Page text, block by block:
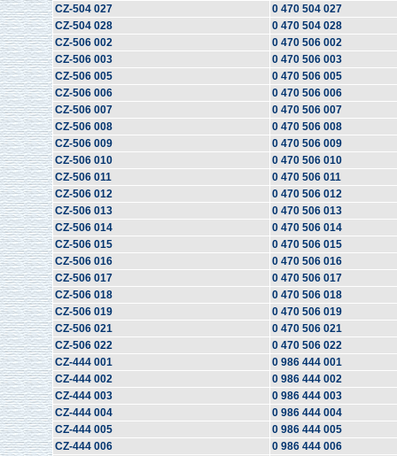
CZ-504 027
0 470 504 027
CZ-504 028
0 470 504 028
CZ-506 002
0 470 506 002
CZ-506 003
0 470 506 003
CZ-506 005
0 470 506 005
CZ-506 006
0 470 506 006
CZ-506 007
0 470 506 007
CZ-506 008
0 470 506 008
CZ-506 009
0 470 506 009
CZ-506 010
0 470 506 010
CZ-506 011
0 470 506 011
CZ-506 012
0 470 506 012
CZ-506 013
0 470 506 013
CZ-506 014
0 470 506 014
CZ-506 015
0 470 506 015
CZ-506 016
0 470 506 016
CZ-506 017
0 470 506 017
CZ-506 018
0 470 506 018
CZ-506 019
0 470 506 019
CZ-506 021
0 470 506 021
CZ-506 022
0 470 506 022
CZ-444 001
0 986 444 001
CZ-444 002
0 986 444 002
CZ-444 003
0 986 444 003
CZ-444 004
0 986 444 004
CZ-444 005
0 986 444 005
CZ-444 006
0 986 444 006